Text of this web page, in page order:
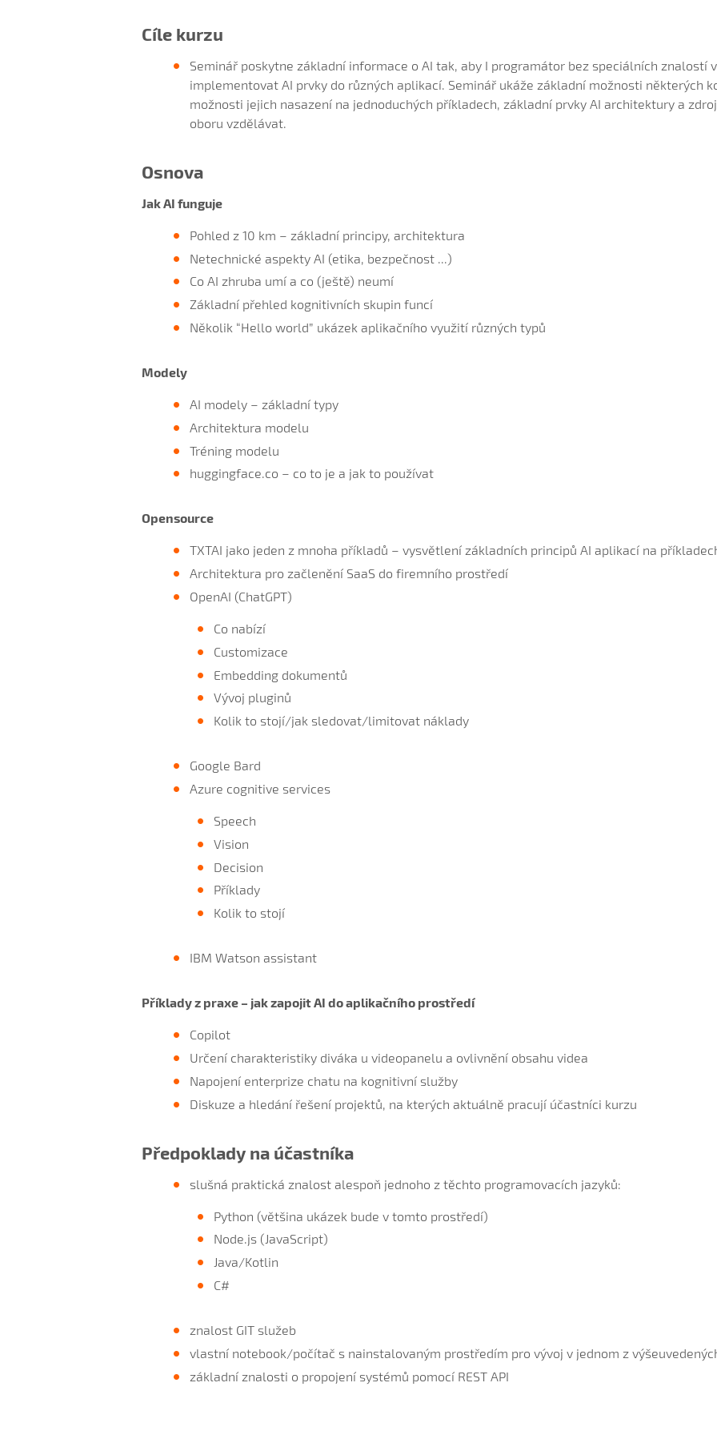
Cíle kurzu
Seminář poskytne základní informace o AI tak, aby I programátor bez speciálních znalostí
implementovat AI prvky do různých aplikací. Seminář ukáže základní možnosti některých
možnosti jejich nasazení na jednoduchých příkladech, základní prvky AI architektury a
oboru vzdělávat.
Osnova
Jak AI funguje
Pohled z 10 km – základní principy, architektura
Netechnické aspekty AI (etika, bezpečnost ...)
Co AI zhruba umí a co (ještě) neumí
Základní přehled kognitivních skupin funcí
Několik “Hello world” ukázek aplikačního využití různých typů
Modely
AI modely – základní typy
Architektura modelu
Tréning modelu
huggingface.co – co to je a jak to používat
Opensource
TXTAI jako jeden z mnoha příkladů – vysvětlení základních principů AI aplikací na
Architektura pro začlenění SaaS do firemního prostředí
OpenAI (ChatGPT)
Co nabízí
Customizace
Embedding dokumentů
Vývoj pluginů
Kolik to stojí/jak sledovat/limitovat náklady
Google Bard
Azure cognitive services
Speech
Vision
Decision
Příklady
Kolik to stojí
IBM Watson assistant
Příklady z praxe – jak zapojit AI do aplikačního prostředí
Copilot
Určení charakteristiky diváka u videopanelu a ovlivnění obsahu videa
Napojení enterprize chatu na kognitivní služby
Diskuze a hledání řešení projektů, na kterých aktuálně pracují účastníci kurzu
Předpoklady na účastníka
slušná praktická znalost alespoň jednoho z těchto programovacích jazyků:
Python (většina ukázek bude v tomto prostředí)
Node.js (JavaScript)
Java/Kotlin
C#
znalost GIT služeb
vlastní notebook/počítač s nainstalovaným prostředím pro vývoj v jednom z
základní znalosti o propojení systémů pomocí REST API